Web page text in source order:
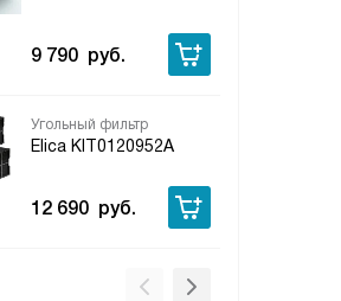
9 790 руб.
Угольный фильтр
Elica KIT0120952A
12 690 руб.